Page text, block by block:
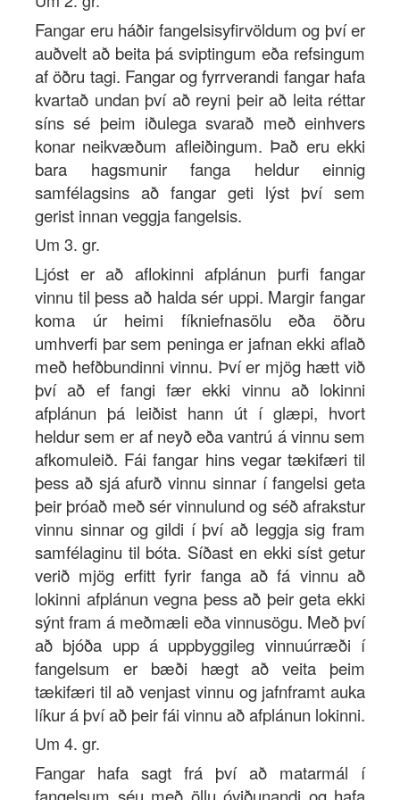
Fangar eru háðir fangelsisyfirvöldum og því er
auðvelt að beita þá sviptingum eða refsingum
af öðru tagi. Fangar og fyrrverandi fangar hafa
kvartað undan því að reyni þeir að leita réttar
síns sé þeim iðulega svarað með einhvers
konar neikvæðum afleiðingum. Það eru ekki
bara hagsmunir fanga heldur einnig
samfélagsins að fangar geti lýst því sem
gerist innan veggja fangelsis.
Um 3. gr.
Ljóst er að aflokinni afplánun þurfi fangar
vinnu til þess að halda sér uppi. Margir fangar
koma úr heimi fíkniefnasölu eða öðru
umhverfi þar sem peninga er jafnan ekki aflað
með hefðbundinni vinnu. Því er mjög hætt við
því að ef fangi fær ekki vinnu að lokinni
afplánun þá leiðist hann út í glæpi, hvort
heldur sem er af neyð eða vantrú á vinnu sem
afkomuleið. Fái fangar hins vegar tækifæri til
þess að sjá afurð vinnu sinnar í fangelsi geta
þeir þróað með sér vinnulund og séð afrakstur
vinnu sinnar og gildi í því að leggja sig fram
samfélaginu til bóta. Síðast en ekki síst getur
verið mjög erfitt fyrir fanga að fá vinnu að
lokinni afplánun vegna þess að þeir geta ekki
sýnt fram á meðmæli eða vinnusögu. Með því
að bjóða upp á uppbyggileg vinnuúrræði í
fangelsum er bæði hægt að veita þeim
tækifæri til að venjast vinnu og jafnframt auka
líkur á því að þeir fái vinnu að afplánun lokinni.
Um 4. gr.
Fangar hafa sagt frá því að matarmál í